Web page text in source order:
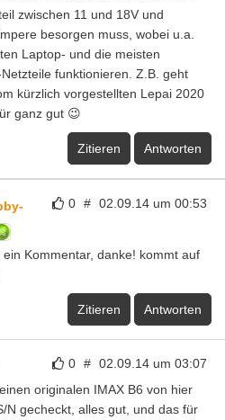
zwischen 11 und 18V und
besorgen muss, wobei u.a.
Laptop- und die meisten
funktionieren. Z.B. geht
kürzlich vorgestellten Lepai 2020
ganz gut 😉
Zitieren Antworten
0 # 02.09.14 um 00:53
ein Kommentar, danke! kommt auf
Zitieren Antworten
0 # 02.09.14 um 03:07
originalen IMAX B6 von hier
N gecheckt, alles gut, und das für